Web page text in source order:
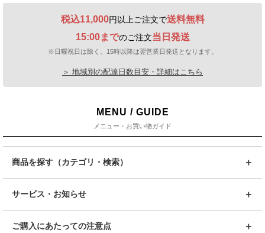
税込11,000円以上ご注文で送料無料
15:00までのご注文当日発送
※日曜祝日は除く。15時以降は翌営業日発送となります。
＞ 地域別の配達日数目安・詳細はこちら
MENU / GUIDE
メニュー・お買い物ガイド
商品を探す（カテゴリ・検索）
サービス・お知らせ
ご購入にあたっての注意点